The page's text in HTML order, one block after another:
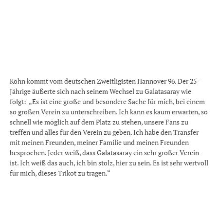
Köhn kommt vom deutschen Zweitligisten Hannover 96. Der 25-
Jährige äußerte sich nach seinem Wechsel zu Galatasaray wie
folgt: „Es ist eine große und besondere Sache für mich, bei einem
so großen Verein zu unterschreiben. Ich kann es kaum erwarten, so
schnell wie möglich auf dem Platz zu stehen, unsere Fans zu
treffen und alles für den Verein zu geben. Ich habe den Transfer
mit meinen Freunden, meiner Familie und meinen Freunden
besprochen. Jeder weiß, dass Galatasaray ein sehr großer Verein
ist. Ich weiß das auch, ich bin stolz, hier zu sein. Es ist sehr wertvoll
für mich, dieses Trikot zu tragen.“